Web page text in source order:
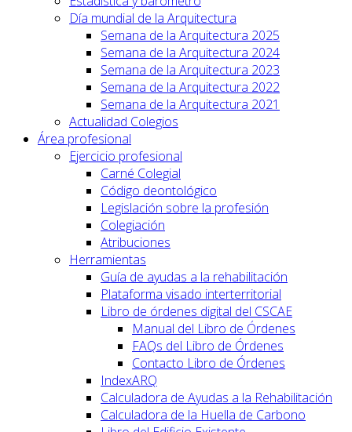
Día mundial de la Arquitectura
Semana de la Arquitectura 2025
Semana de la Arquitectura 2024
Semana de la Arquitectura 2023
Semana de la Arquitectura 2022
Semana de la Arquitectura 2021
Actualidad Colegios
Área profesional
Ejercicio profesional
Carné Colegial
Código deontológico
Legislación sobre la profesión
Colegiación
Atribuciones
Herramientas
Guía de ayudas a la rehabilitación
Plataforma visado interterritorial
Libro de órdenes digital del CSCAE
Manual del Libro de Órdenes
FAQs del Libro de Órdenes
Contacto Libro de Órdenes
IndexARQ
Calculadora de Ayudas a la Rehabilitación
Calculadora de la Huella de Carbono